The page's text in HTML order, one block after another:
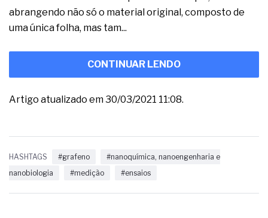
abrangendo não só o material original, composto de
uma única folha, mas tam...
CONTINUAR LENDO
Artigo atualizado em 30/03/2021 11:08.
HASHTAGS #grafeno
#nanoquímica, nanoengenharia e
nanobiologia
#medição #ensaios